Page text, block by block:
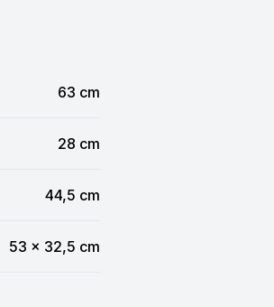
63 cm
28 cm
44,5 cm
53 x 32,5 cm